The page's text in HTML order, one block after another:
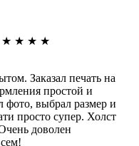
★ ★ ★ ★
Заказал печать на
простой и
фото, выбрал размер и
просто супер. Холст
доволен